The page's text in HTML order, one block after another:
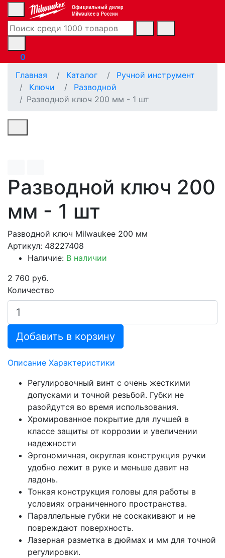
Официальный дилер
Milwaukee в России
0
Главная
Каталог
Ручной инструмент
Ключи
Разводной
Разводной ключ 200 мм - 1 шт
Разводной ключ 200
мм - 1 шт
Разводной ключ Milwaukee 200 мм
Артикул: 48227408
Наличие: В наличии
2 760 руб.
Количество
Добавить в корзину
Описание Характеристики
Регулировочный винт с очень жесткими
допусками и точной резьбой. Губки не
разойдутся во время использования.
Хромированное покрытие для лучшей в
классе защиты от коррозии и увеличении
надежности
Эргономичная, округлая конструкция ручки
удобно лежит в руке и меньше давит на
ладонь.
Тонкая конструкция головы для работы в
условиях ограниченного пространства.
Параллельные губки не соскакивают и не
повреждают поверхность.
Лазерная разметка в дюймах и мм для точной
регулировки.